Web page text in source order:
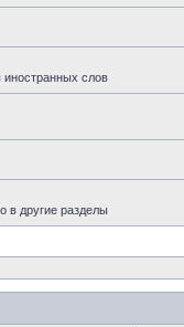
иностранных слов
в другие разделы